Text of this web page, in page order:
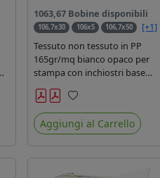
1063,67 Bobine disponibili
106,7x30 106x5 106,7x50
[+1]
Tessuto non tessuto in PP
165gr/mq bianco opaco per
stampa con inchiostri base
acqua, latex, uv, ecosolvente.
Finitura a rombi spundbond e
coating superficiale con totale
assenza di peluria. Occhiellabile,
Preferiti
Aggiungi al Carrello